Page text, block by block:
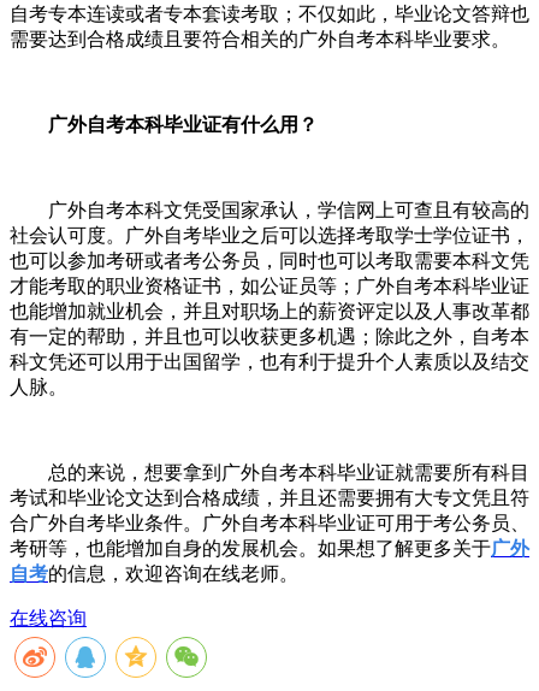
自考专本连读或者专本套读考取；不仅如此，毕业论文答辩也
需要达到合格成绩且要符合相关的广外自考本科毕业要求。
广外自考本科毕业证有什么用？
广外自考本科文凭受国家承认，学信网上可查且有较高的
社会认可度。广外自考毕业之后可以选择考取学士学位证书，
也可以参加考研或者考公务员，同时也可以考取需要本科文凭
才能考取的职业资格证书，如公证员等；广外自考本科毕业证
也能增加就业机会，并且对职场上的薪资评定以及人事改革都
有一定的帮助，并且也可以收获更多机遇；除此之外，自考本
科文凭还可以用于出国留学，也有利于提升个人素质以及结交
人脉。
总的来说，想要拿到广外自考本科毕业证就需要所有科目
考试和毕业论文达到合格成绩，并且还需要拥有大专文凭且符
合广外自考毕业条件。广外自考本科毕业证可用于考公务员、
考研等，也能增加自身的发展机会。如果想了解更多关于广外
自考的信息，欢迎咨询在线老师。
在线咨询